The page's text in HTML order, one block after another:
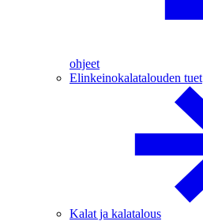
ohjeet
Elinkeinokalatalouden tuet
Kalat ja kalatalous